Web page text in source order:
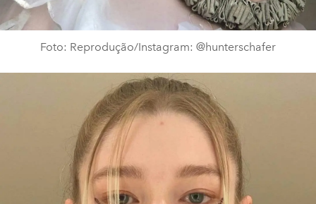
Foto: Reprodução/Instagram: @hunterschafer